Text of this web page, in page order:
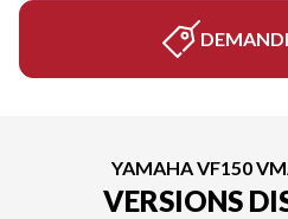
YAMAHA VF150
VERSIONS